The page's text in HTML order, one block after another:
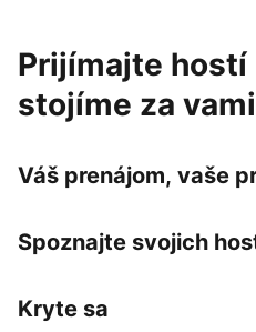
Prijímajte hostí
stojíme za vami
Váš prenájom, vaše
Spoznajte svojich
Kryte sa